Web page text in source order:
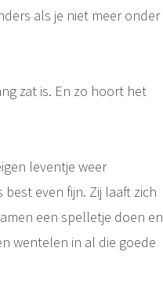
als je niet meer onder
zat is. En zo hoort het
leventje weer
even fijn. Zij laaft zich
een spelletje doen en
wentelen in al die goede